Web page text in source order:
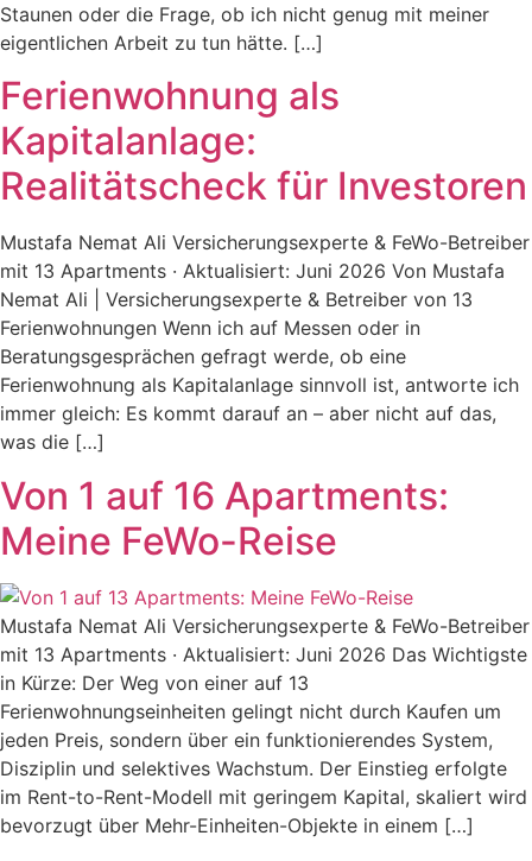
Staunen oder die Frage, ob ich nicht genug mit meiner
eigentlichen Arbeit zu tun hätte. […]
Ferienwohnung als
Kapitalanlage:
Realitätscheck für Investoren
Mustafa Nemat Ali Versicherungsexperte & FeWo-Betreiber
mit 13 Apartments · Aktualisiert: Juni 2026 Von Mustafa
Nemat Ali | Versicherungsexperte & Betreiber von 13
Ferienwohnungen Wenn ich auf Messen oder in
Beratungsgesprächen gefragt werde, ob eine
Ferienwohnung als Kapitalanlage sinnvoll ist, antworte ich
immer gleich: Es kommt darauf an – aber nicht auf das,
was die […]
Von 1 auf 16 Apartments:
Meine FeWo-Reise
Mustafa Nemat Ali Versicherungsexperte & FeWo-Betreiber
mit 13 Apartments · Aktualisiert: Juni 2026 Das Wichtigste
in Kürze: Der Weg von einer auf 13
Ferienwohnungseinheiten gelingt nicht durch Kaufen um
jeden Preis, sondern über ein funktionierendes System,
Disziplin und selektives Wachstum. Der Einstieg erfolgte
im Rent-to-Rent-Modell mit geringem Kapital, skaliert wird
bevorzugt über Mehr-Einheiten-Objekte in einem […]